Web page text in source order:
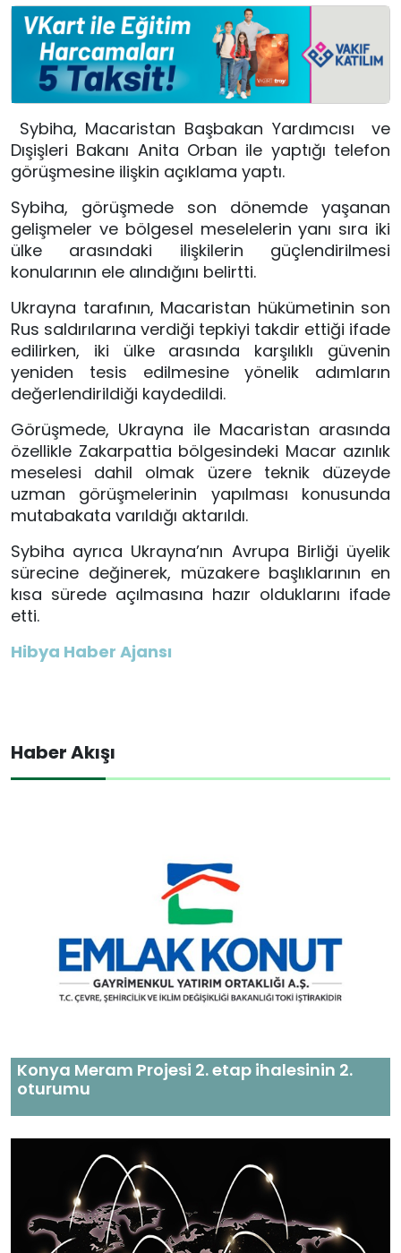
Sybiha, Macaristan Başbakan Yardımcısı ve
Dışişleri Bakanı Anita Orban ile yaptığı telefon
görüşmesine ilişkin açıklama yaptı.
Sybiha, görüşmede son dönemde yaşanan
gelişmeler ve bölgesel meselelerin yanı sıra iki
ülke arasındaki ilişkilerin güçlendirilmesi
konularının ele alındığını belirtti.
Ukrayna tarafının, Macaristan hükümetinin son
Rus saldırılarına verdiği tepkiyi takdir ettiği ifade
edilirken, iki ülke arasında karşılıklı güvenin
yeniden tesis edilmesine yönelik adımların
değerlendirildiği kaydedildi.
Görüşmede, Ukrayna ile Macaristan arasında
özellikle Zakarpattia bölgesindeki Macar azınlık
meselesi dahil olmak üzere teknik düzeyde
uzman görüşmelerinin yapılması konusunda
mutabakata varıldığı aktarıldı.
Sybiha ayrıca Ukrayna’nın Avrupa Birliği üyelik
sürecine değinerek, müzakere başlıklarının en
kısa sürede açılmasına hazır olduklarını ifade
etti.
Hibya Haber Ajansı
Haber Akışı
Konya Meram Projesi 2. etap ihalesinin 2.
oturumu